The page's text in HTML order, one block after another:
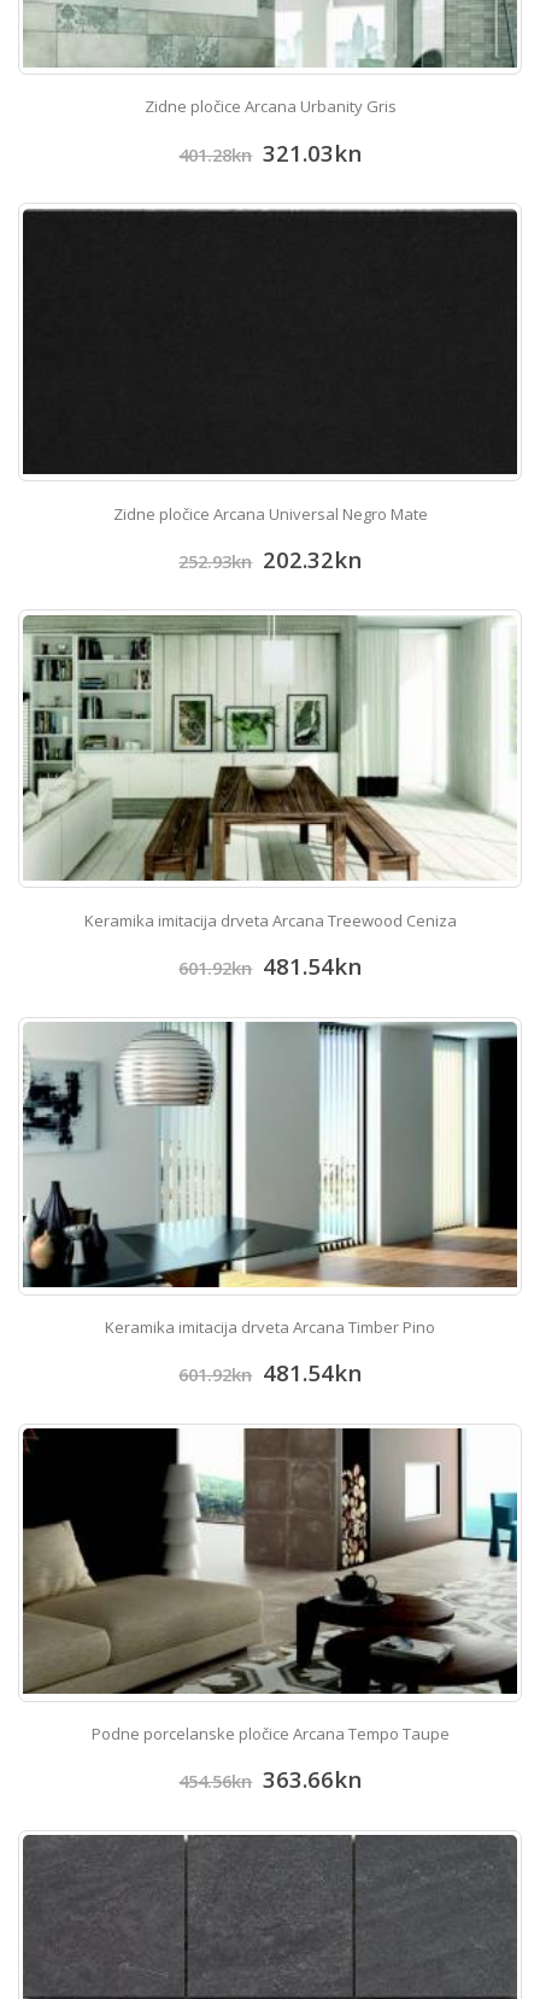
Zidne pločice Arcana Urbanity Gris
401.28kn 321.03kn
Zidne pločice Arcana Universal Negro Mate
252.93kn 202.32kn
Keramika imitacija drveta Arcana Treewood Ceniza
601.92kn 481.54kn
Keramika imitacija drveta Arcana Timber Pino
601.92kn 481.54kn
Podne porcelanske pločice Arcana Tempo Taupe
454.56kn 363.66kn